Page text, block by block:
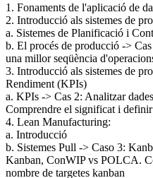
1. Fonaments de l'aplicació de
2. Introducció als sistemes de
a. Sistemes de Planificació i
b. El procés de producció ->
una millor seqüència
3. Introducció als sistemes de
Rendiment (KPIs)
a. KPIs -> Cas 2: Analitzar
Comprendre el significat i
4. Lean Manufacturing:
a. Introducció
b. Sistemes Pull -> Caso 3:
Kanban, ConWIP vs POLCA.
nombre de targetes kanban